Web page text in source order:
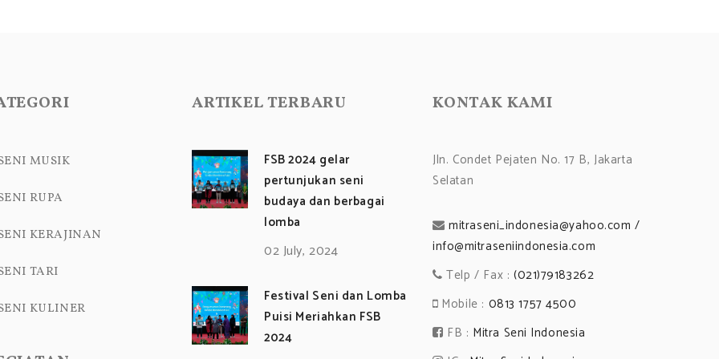
MUSIK
RUPA
KERAJINAN
TARI
KULINER
ARTIKEL TERBARU
FSB 2024 gelar
pertunjukan seni
budaya dan berbagai
lomba
02 July, 2024
Festival Seni dan Lomba
Puisi Meriahkan FSB
2024
KONTAK KAMI
Jln. Condet Pejaten No. 17 B, Jakarta
Selatan
mitraseni_indonesia@yahoo.com /
info@mitraseniindonesia.com
Telp / Fax :(021)79183262
Mobile : 0813 1757 4500
FB : Mitra Seni Indonesia